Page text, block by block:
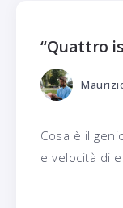
“Quattro
Cosa è il
e velocità di